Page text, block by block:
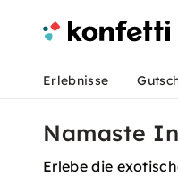
Erlebnisse
Namaste
Erlebe die